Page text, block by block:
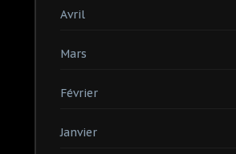
Avril
Mars
Février
Janvier